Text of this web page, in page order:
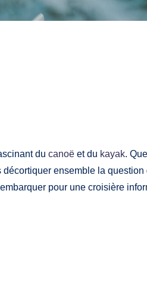
du canoë et du kayak.
ensemble la
pour une croisière